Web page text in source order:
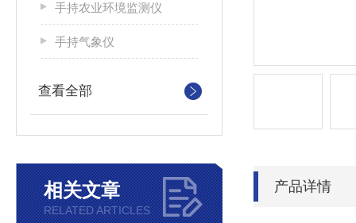
手持农业环境监测仪
手持气象仪
查看全部
相关文章
RELATED ARTICLES
产品详情